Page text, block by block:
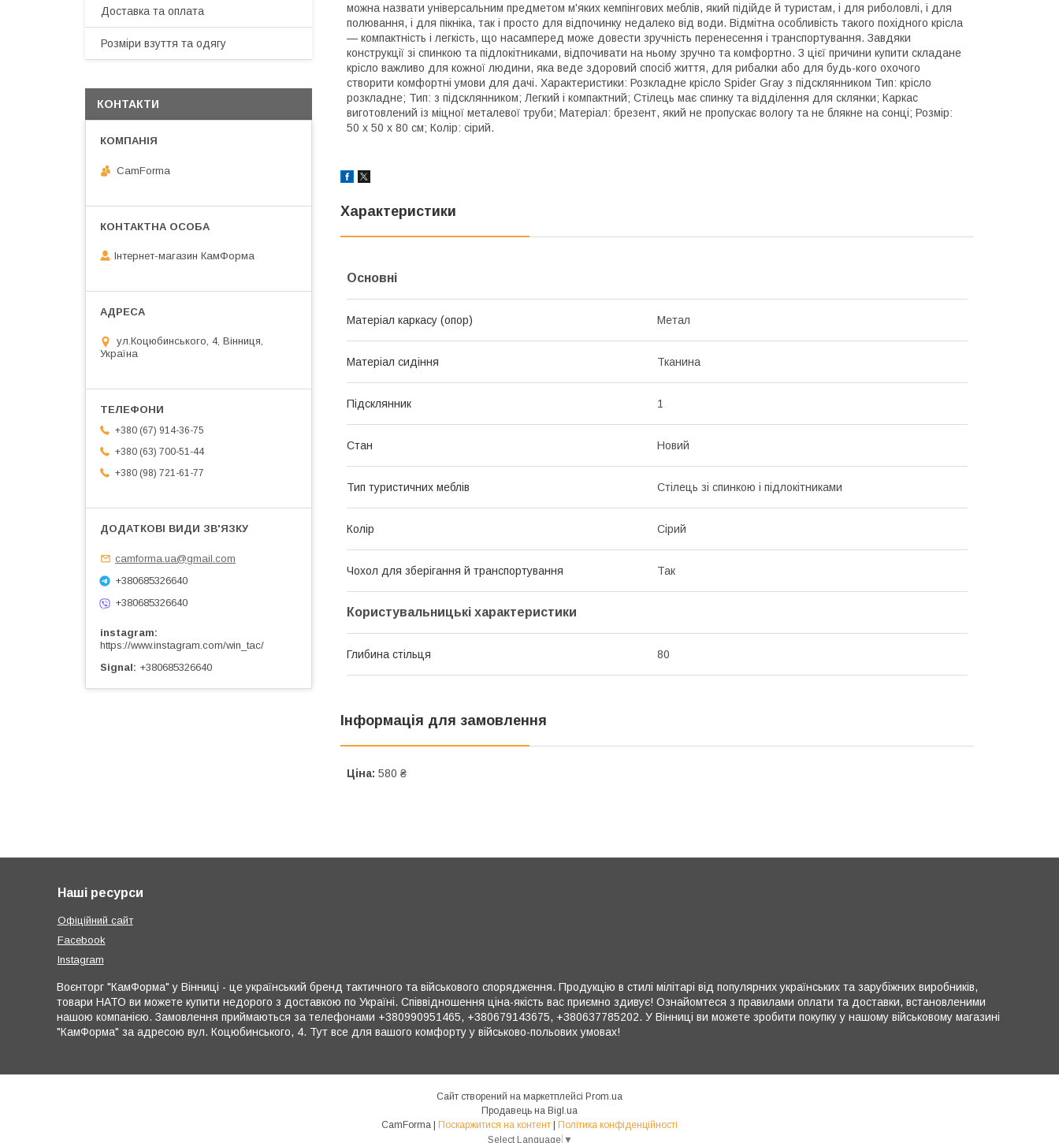
можна назвати універсальним предметом м'яких кемпінгових меблів, який підійде й туристам, і для риболовлі, і для
полювання, і для пікніка, так і просто для відпочинку недалеко від води. Відмітна особливість такого похідного крісла
— компактність і легкість, що насамперед може довести зручність перенесення і транспортування. Завдяки
конструкції зі спинкою та підлокітниками, відпочивати на ньому зручно та комфортно. З цієї причини купити складане
крісло важливо для кожної людини, яка веде здоровий спосіб життя, для рибалки або для будь-кого охочого
створити комфортні умови для дачі. Характеристики: Розкладне крісло Spider Gray з підсклянником Тип: крісло
розкладне; Тип: з підсклянником; Легкий і компактний; Стілець має спинку та відділення для склянки; Каркас
виготовлений із міцної металевої труби; Матеріал: брезент, який не пропускає вологу та не блякне на сонці; Розмір:
50 х 50 х 80 см; Колір: сірий.
Характеристики
Основні
Матеріал каркасу (опор) Метал
Матеріал сидіння Тканина
Підсклянник 1
Стан Новий
Тип туристичних меблів Стілець зі спинкою і підлокітниками
Колір Сірий
Чохол для зберігання й транспортування Так
Користувальницькі характеристики
Глибина стільця 80
Інформація для замовлення
Ціна: 580 ₴
Доставка та оплата
Розміри взуття та одягу
КОНТАКТИ
CamForma
Інтернет-магазин КамФорма
ул.Коцюбинського, 4, Вінниця,
Україна
+380 (67) 914-36-75
+380 (63) 700-51-44
+380 (98) 721-61-77
camforma.ua@gmail.com
+380685326640
+380685326640
instagram
https://www.instagram.com/win_tac/
Signal
+380685326640
Наші ресурси
Офіційний сайт
Facebook
Instagram
Воєнторг "КамФорма" у Вінниці - це український бренд тактичного та військового спорядження. Продукцію в стилі мілітарі від популярних українських та зарубіжних виробників,
товари НАТО ви можете купити недорого з доставкою по Україні. Співвідношення ціна-якість вас приємно здивує! Ознайомтеся з правилами оплати та доставки, встановленими
нашою компанією. Замовлення приймаються за телефонами +380990951465, +380679143675, +380637785202. У Вінниці ви можете зробити покупку у нашому військовому магазині
"КамФорма" за адресою вул. Коцюбинського, 4. Тут все для вашого комфорту у військово-польових умовах!
Сайт створений на маркетплейсі Prom.ua
Продавець на Bigl.ua
CamForma | Поскаржитися на контент | Політика конфіденційності
Select Language ▼